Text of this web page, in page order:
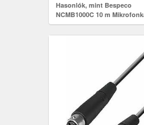
Hasonlók, mint Bespeco
NCMB1000C 10 m